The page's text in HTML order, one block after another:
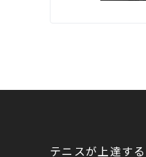
テニスが上達す